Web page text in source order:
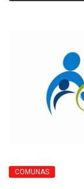
COMUNAS